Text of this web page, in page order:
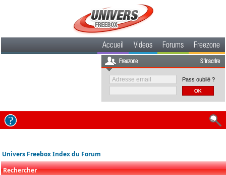
Accueil Videos Forums Freezone
Freezone S'inscrire
Pass oublié ?
Univers Freebox Index du Forum
Rechercher